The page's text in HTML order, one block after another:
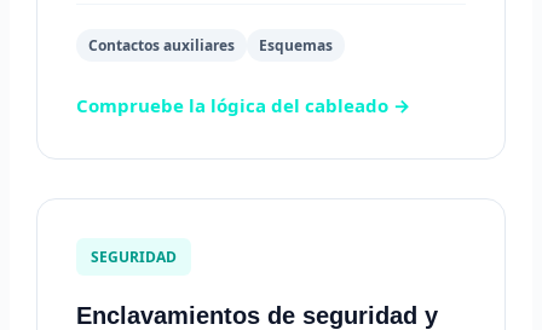
Contactos auxiliares Esquemas
Compruebe la lógica del cableado →
SEGURIDAD
Enclavamientos de seguridad y